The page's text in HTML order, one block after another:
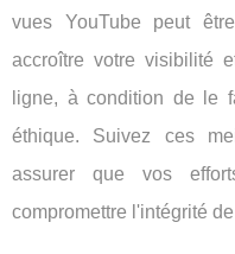
vues YouTube peut
accroître votre visibilité
ligne, à condition de le
éthique. Suivez ces
assurer que vos
compromettre l'intégrité